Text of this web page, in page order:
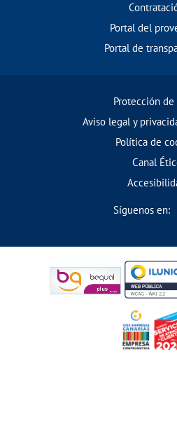
Portal del
Portal de
Protección de
Aviso legal y
Política de
Canal
Síguenos en: